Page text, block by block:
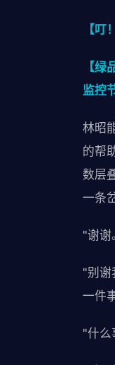
【叮
【
监控
林昭
的帮
数层
一条
"谢谢
"别谢
一件
"什么